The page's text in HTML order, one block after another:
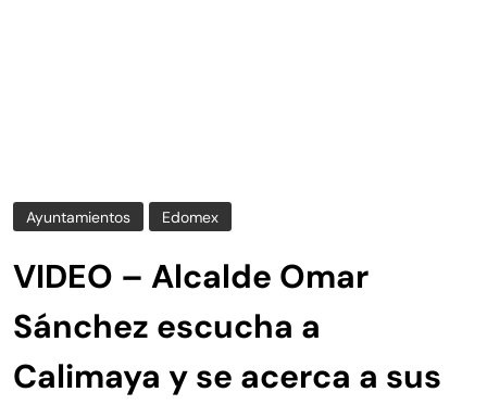
Ayuntamientos Edomex
VIDEO – Alcalde Omar
Sánchez escucha a
Calimaya y se acerca a sus